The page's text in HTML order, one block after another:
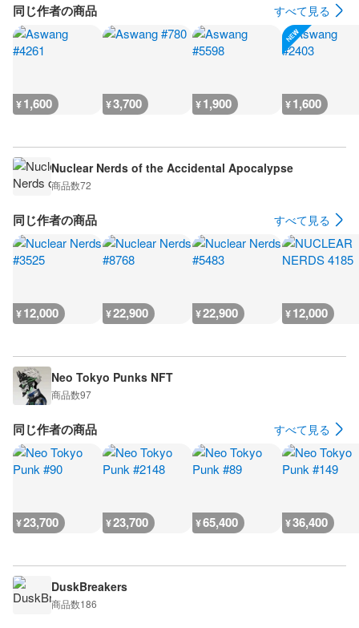
同じ作者の商品 すべて見る
¥1,600 ¥3,700 ¥1,900 ¥1,600
Nuclear Nerds of the Accidental Apocalypse
商品数72
同じ作者の商品 すべて見る
¥12,000 ¥22,900 ¥22,900 ¥12,000
Neo Tokyo Punks NFT
商品数97
同じ作者の商品 すべて見る
¥23,700 ¥23,700 ¥65,400 ¥36,400
DuskBreakers
商品数186